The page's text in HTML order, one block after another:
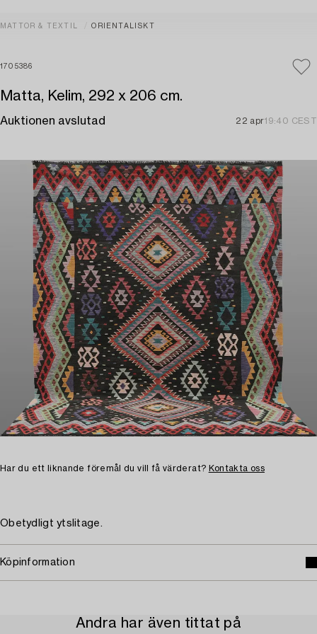
MATTOR & TEXTIL ORIENTALISKT
1705386
Matta, Kelim, 292 x 206 cm.
Auktionen avslutad 22 apr19:40 CEST
Har du ett liknande föremål du vill få värderat? Kontakta oss
Obetydligt ytslitage.
Köpinformation
Andra har även tittat på